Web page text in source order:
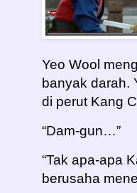
Yeo Wool
banyak darah.
di perut Kang
“Dam-gun…”
“Tak apa-apa
berusaha